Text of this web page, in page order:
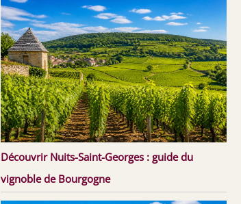
Découvrir Nuits-Saint-Georges : guide du
vignoble de Bourgogne